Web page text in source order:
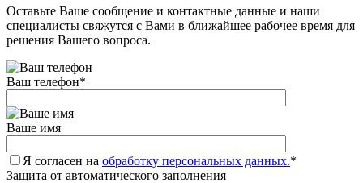
Оставьте Ваше сообщение и контактные данные и наши
специалисты свяжутся с Вами в ближайшее рабочее время для
решения Вашего вопроса.
Ваш телефон*
Ваше имя
Я согласен на обработку персональных данных.*
Защита от автоматического заполнения